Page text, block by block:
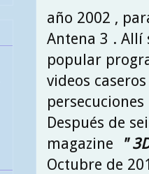
año 2002 ,
Antena 3 . Allí
popular
videos
Después de
magazine
"
Octubre de